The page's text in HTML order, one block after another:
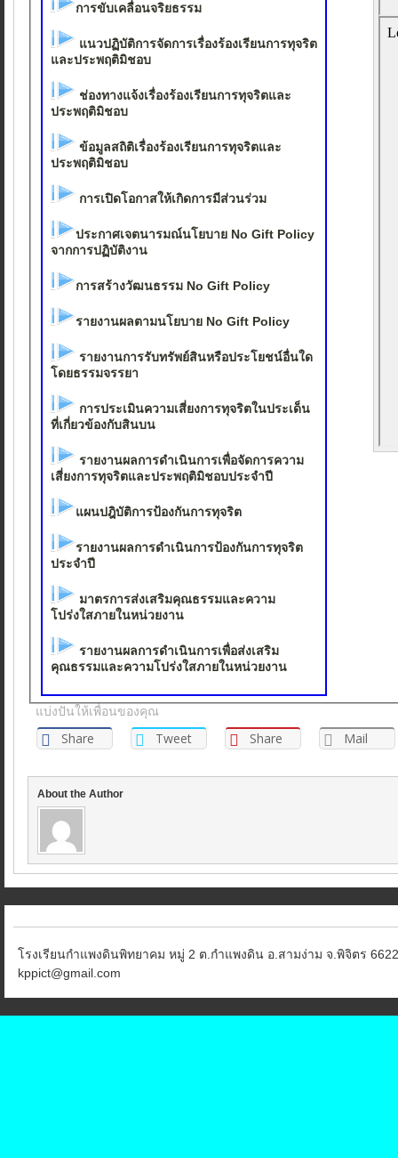
การขับเคลื่อนจริยธรรม
แนวปฏิบัติการจัดการเรื่องร้องเรียนการทุจริต
และประพฤติมิชอบ
ช่องทางแจ้งเรื่องร้องเรียนการทุจริตและ
ประพฤติมิชอบ
ข้อมูลสถิติเรื่องร้องเรียนการทุจริตและ
ประพฤติมิชอบ
การเปิดโอกาสให้เกิดการมีส่วนร่วม
ประกาศเจตนารมณ์นโยบาย No Gift Policy
จากการปฏิบัติงาน
การสร้างวัฒนธรรม No Gift Policy
รายงานผลตามนโยบาย No Gift Policy
รายงานการรับทรัพย์สินหรือประโยชน์อื่นใด
โดยธรรมจรรยา
การประเมินความเสี่ยงการทุจริตในประเด็น
ที่เกี่ยวข้องกับสินบน
รายงานผลการดำเนินการเพื่อจัดการความ
เสี่ยงการทุจริตและประพฤติมิชอบประจำปี
แผนปฎิบัติการป้องกันการทุจริต
รายงานผลการดำเนินการป้องกันการทุจริต
ประจำปี
มาตรการส่งเสริมคุณธรรมและความ
โปร่งใสภายในหน่วยงาน
รายงานผลการดำเนินการเพื่อส่งเสริม
คุณธรรมและความโปร่งใสภายในหน่วยงาน
แบ่งปันให้เพื่อนของคุณ
Share
Tweet Share Mail
About the Author
โรงเรียนกำแพงดินพิทยาคม หมู่ 2 ต.กำแพงดิน อ.สามง่าม จ.พิจิตร
kppict@gmail.com